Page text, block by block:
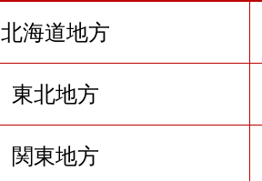
北海道地方
東北地方
関東地方